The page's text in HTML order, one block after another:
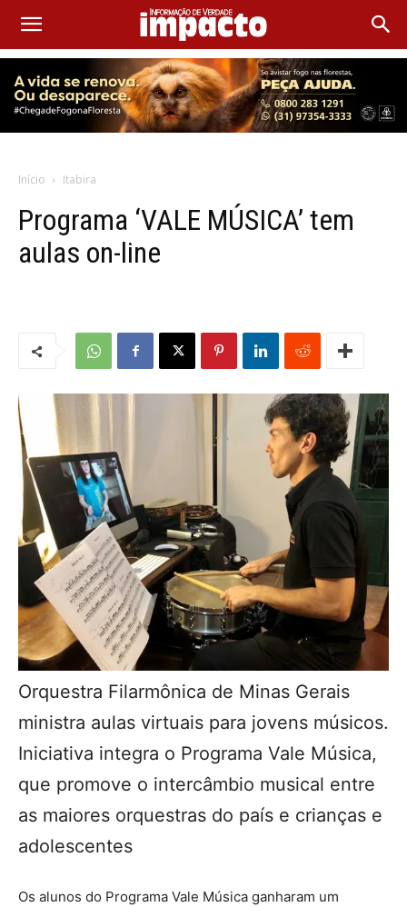
Início Itabira
Programa ‘VALE MÚSICA’ tem
aulas on-line
Orquestra Filarmônica de Minas Gerais
ministra aulas virtuais para jovens músicos.
Iniciativa integra o Programa Vale Música,
que promove o intercâmbio musical entre
as maiores orquestras do país e crianças e
adolescentes
Os alunos do Programa Vale Música ganharam um